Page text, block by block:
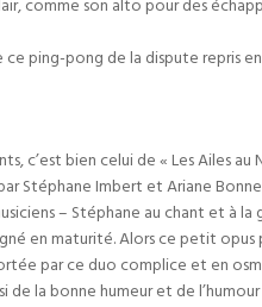
comme son alto pour des
ping-pong de la dispute repris
c’est bien celui de « Les Ailes au
Stéphane Imbert et Ariane
– Stéphane au chant et à
en maturité. Alors ce petit
par ce duo complice et en
la bonne humeur et de